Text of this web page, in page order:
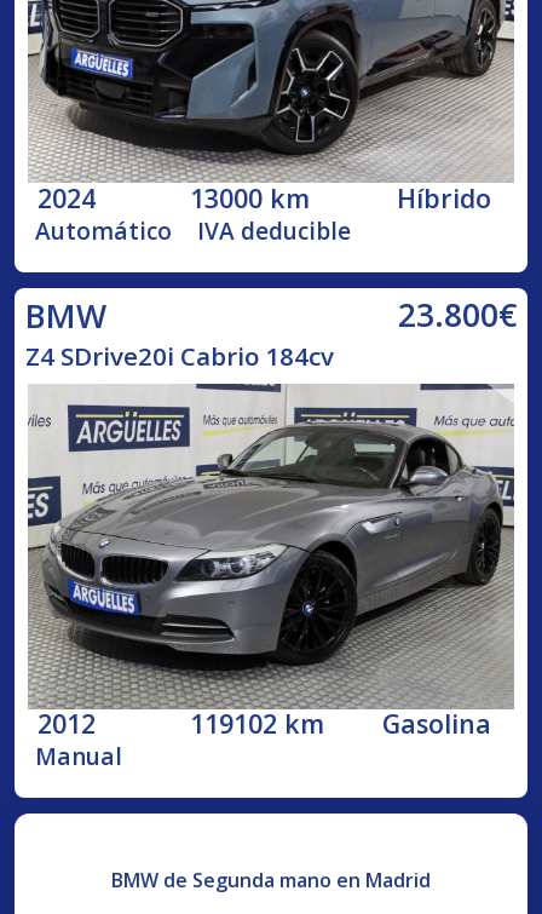
2024 13000 km Híbrido
Automático IVA deducible
BMW 23.800€
Z4 SDrive20i Cabrio 184cv
2012 119102 km Gasolina
Manual
BMW de Segunda mano en Madrid